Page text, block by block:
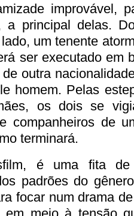
improvável,
a principal delas.
um tenente
ser executado em
outra
homem. Pelas
os dois se
companheiros de
terminará.
é uma fita
padrões do
focar num drama